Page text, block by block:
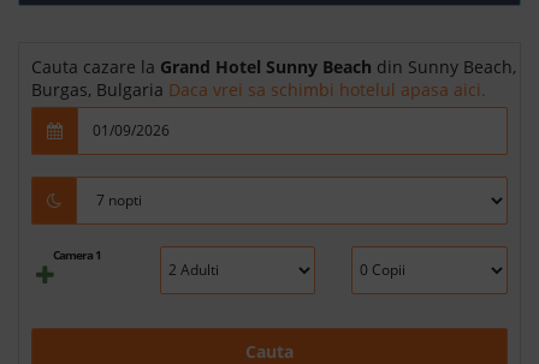
Cauta cazare la Grand Hotel Sunny Beach din Sunny Beach,
Burgas, Bulgaria Daca vrei sa schimbi hotelul apasa aici.
Camera 1
Cauta